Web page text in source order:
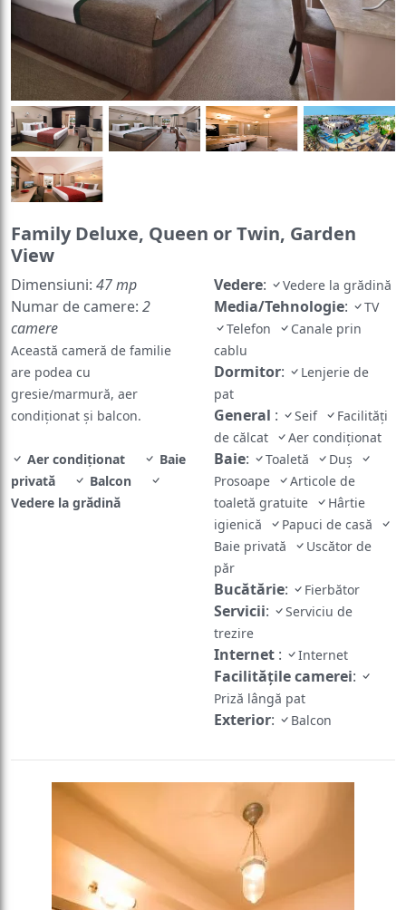
Family Deluxe, Queen or Twin, Garden
View
Dimensiuni: 47 mp
Numar de camere: 2
camere
Această cameră de familie
are podea cu
gresie/marmură, aer
condiționat și balcon.
Aer condiționat
Baie
privată
Balcon
Vedere la grădină
Vedere: Vedere la grădină
Media/Tehnologie:
TV
Telefon
Canale prin
cablu
Dormitor:
Lenjerie de
pat
General : Seif
Facilități
de călcat
Aer condiționat
Baie: Toaletă
Duș
Prosoape
Articole de
toaletă gratuite
Hârtie
igienică
Papuci de casă
Baie privată
Uscător de
păr
Bucătărie: Fierbător
Servicii:
Serviciu de
trezire
Internet : Internet
Facilităţile camerei:
Priză lângă pat
Exterior: Balcon